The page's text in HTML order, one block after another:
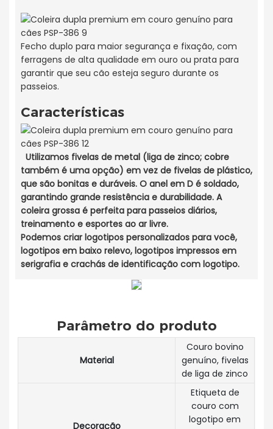
Fecho duplo para maior segurança e fixação, com
ferragens de alta qualidade em ouro ou prata para
garantir que seu cão esteja seguro durante os
passeios.
Características
Utilizamos fivelas de metal (liga de zinco; cobre
também é uma opção) em vez de fivelas de plástico,
que são bonitas e duráveis. O anel em D é soldado,
garantindo grande resistência e durabilidade. A
coleira grossa é perfeita para passeios diários,
treinamento e esportes ao ar livre.
Podemos criar logotipos personalizados para você,
logotipos em baixo relevo, logotipos impressos em
serigrafia e crachás de identificação com logotipo.
Parâmetro do produto
Material
Couro bovino
genuíno, fivelas
de liga de zinco
Decoração
Etiqueta de
couro com
logotipo em